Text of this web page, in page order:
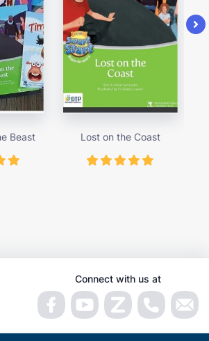
Beast Lost on the Coast
Connect with us at